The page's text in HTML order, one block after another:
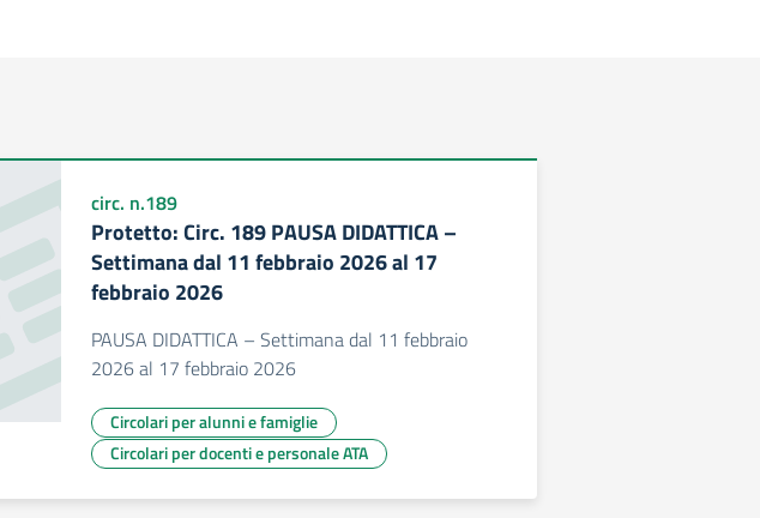
circ. n.189
Protetto: Circ. 189 PAUSA DIDATTICA –
Settimana dal 11 febbraio 2026 al 17
febbraio 2026
PAUSA DIDATTICA – Settimana dal 11 febbraio
2026 al 17 febbraio 2026
Circolari per alunni e famiglie
Circolari per docenti e personale ATA